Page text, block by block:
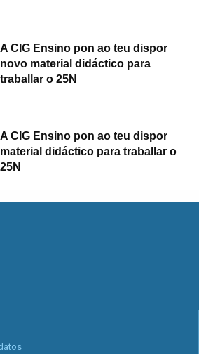
A CIG Ensino pon ao teu dispor
novo material didáctico para
traballar o 25N
A CIG Ensino pon ao teu dispor
material didáctico para traballar o
25N